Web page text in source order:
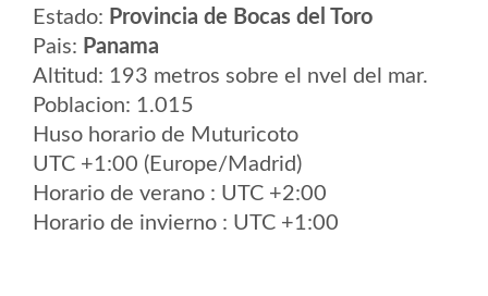
Estado: Provincia de Bocas del Toro
Pais: Panama
Altitud: 193 metros sobre el nvel del mar.
Poblacion: 1.015
Huso horario de Muturicoto
UTC +1:00 (Europe/Madrid)
Horario de verano : UTC +2:00
Horario de invierno : UTC +1:00